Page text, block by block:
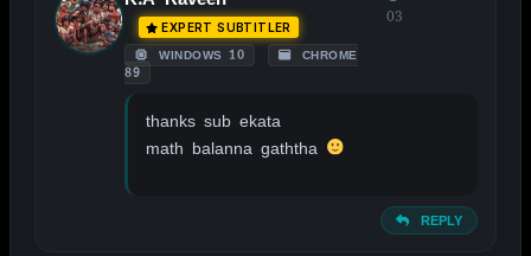
EXPERT SUBTITLER
WINDOWS 10
CHROME
89
03
thanks sub ekata
math balanna gaththa
REPLY